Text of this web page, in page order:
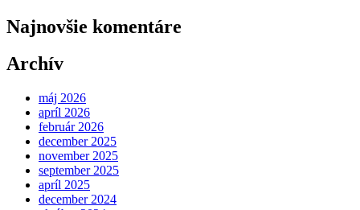
Najnovšie komentáre
Archív
máj 2026
apríl 2026
február 2026
december 2025
november 2025
september 2025
apríl 2025
december 2024